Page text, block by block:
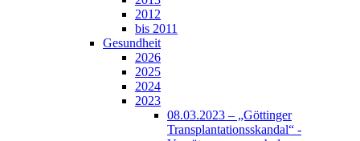
2012
bis 2011
Gesundheit
2026
2025
2024
2023
08.03.2023 – „Göttinger
Transplantationsskandal“ -